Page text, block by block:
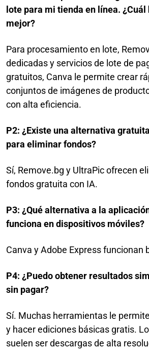
lote para mi tienda en línea.
mejor?
Para procesamiento en lote,
dedicadas y servicios de lote de
gratuitos, Canva le permite crear
conjuntos de imágenes de
con alta eficiencia.
P2: ¿Existe una alternativa
para eliminar fondos?
Sí, Remove.bg y UltraPic ofrecen
fondos gratuita con IA.
P3: ¿Qué alternativa a la
funciona en dispositivos móviles?
Canva y Adobe Express funcionan
P4: ¿Puedo obtener resultados
sin pagar?
Sí. Muchas herramientas le
y hacer ediciones básicas gratis.
suelen ser descargas de alta